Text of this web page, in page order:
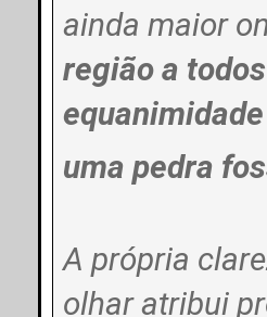
ainda maior
região a
uma pedra
A própria
olhar atribui